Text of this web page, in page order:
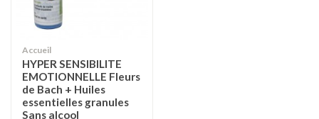
Accueil
HYPER SENSIBILITE
EMOTIONNELLE Fleurs
de Bach + Huiles
essentielles granules
Sans alcool